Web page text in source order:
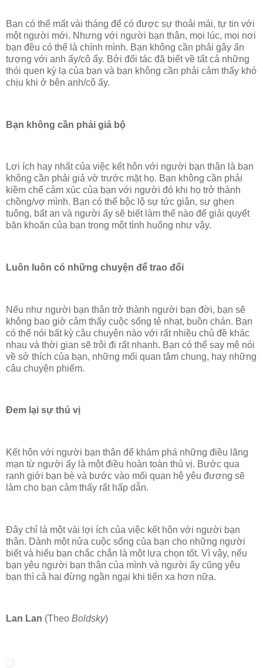
Bạn có thể mất vài tháng để có được sự thoải mái, tự tin với
một người mới. Nhưng với người bạn thân, mọi lúc, mọi nơi
bạn đều có thể là chính mình. Bạn không cần phải gây ấn
tượng với anh ấy/cô ấy. Bởi đối tác đã biết về tất cả những
thói quen kỳ lạ của bạn và bạn không cần phải cảm thấy khó
chịu khi ở bên anh/cô ấy.
Bạn không cần phải giả bộ
Lợi ích hay nhất của việc kết hôn với người bạn thân là bạn
không cần phải giả vờ trước mặt họ. Bạn không cần phải
kiềm chế cảm xúc của bạn với người đó khi họ trở thành
chồng/vợ mình. Bạn có thể bộc lộ sự tức giận, sự ghen
tuông, bất an và người ấy sẽ biết làm thế nào để giải quyết
băn khoăn của bạn trong một tình huống như vậy.
Luôn luôn có những chuyện để trao đổi
Nếu như người bạn thân trở thành người bạn đời, bạn sẽ
không bao giờ cảm thấy cuộc sống tẻ nhạt, buồn chán. Bạn
có thể nói bất kỳ câu chuyện nào với rất nhiều chủ đề khác
nhau và thời gian sẽ trôi đi rất nhanh. Bạn có thể say mê nói
về sở thích của bạn, những mối quan tâm chung, hay những
câu chuyện phiếm.
Đem lại sự thú vị
Kết hôn với người bạn thân để khám phá những điều lãng
mạn từ người ấy là một điều hoàn toàn thú vị. Bước qua
ranh giới bạn bè và bước vào mối quan hệ yêu đương sẽ
làm cho bạn cảm thấy rất hấp dẫn.
Đây chỉ là một vài lợi ích của việc kết hôn với người bạn
thân. Dành một nửa cuộc sống của bạn cho những người
biết và hiểu bạn chắc chắn là một lựa chọn tốt. Vì vậy, nếu
bạn yêu người bạn thân của mình và người ấy cũng yêu
bạn thì cả hai đừng ngần ngại khi tiến xa hơn nữa.
Lan Lan (Theo Boldsky)